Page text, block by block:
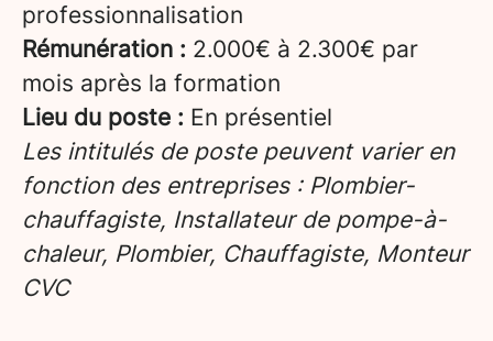
professionnalisation
Rémunération : 2.000€ à 2.300€ par
mois après la formation
Lieu du poste : En présentiel
Les intitulés de poste peuvent varier en
fonction des entreprises : Plombier-
chauffagiste, Installateur de pompe-à-
chaleur, Plombier, Chauffagiste, Monteur
CVC